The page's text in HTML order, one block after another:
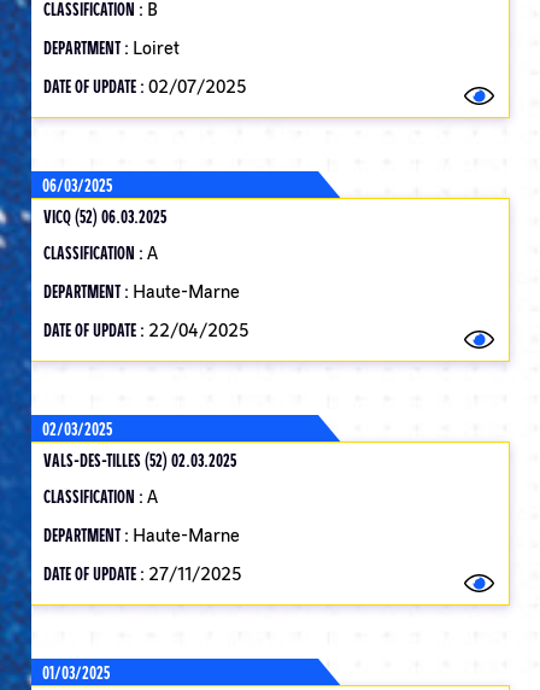
CLASSIFICATION : B
DEPARTMENT : Loiret
DATE OF UPDATE : 02/07/2025
06/03/2025
VICQ (52) 06.03.2025
CLASSIFICATION : A
DEPARTMENT : Haute-Marne
DATE OF UPDATE : 22/04/2025
02/03/2025
VALS-DES-TILLES (52) 02.03.2025
CLASSIFICATION : A
DEPARTMENT : Haute-Marne
DATE OF UPDATE : 27/11/2025
01/03/2025